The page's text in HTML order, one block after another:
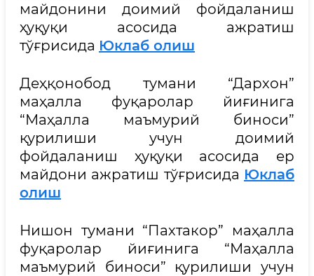
майдонини доимий фойдаланиш
ҳуқуқи асосида ажратиш
тўғрисида Юклаб олиш
Деҳқонобод тумани “Дархон”
маҳалла фуқаролар йиғинига
“Маҳалла маъмурий биноси”
қурилиши учун доимий
фойдаланиш ҳуқуқи асосида ер
майдони ажратиш тўғрисида Юклаб
олиш
Нишон тумани “Пахтакор” маҳалла
фуқаролар йиғинига “Маҳалла
маъмурий биноси” қурилиши учун